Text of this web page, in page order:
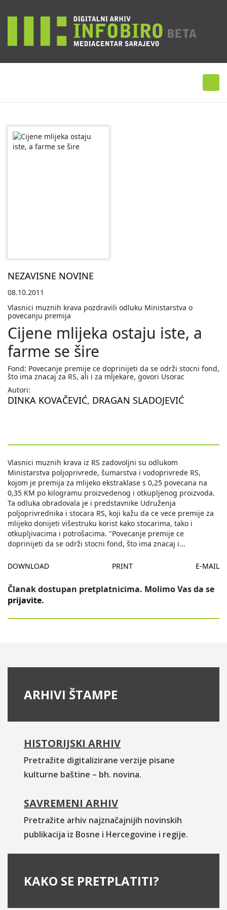
NEZAVISNE NOVINE
08.10.2011
Vlasnici muznih krava pozdravili odluku Ministarstva o
povecanju premija
Cijene mlijeka ostaju iste, a
farme se šire
Fond: Povecanje premije ce doprinijeti da se održi stocni fond,
što ima znacaj za RS, ali i za mljekare, govori Usorac
Autori:
DINKA KOVAČEVIĆ, DRAGAN SLADOJEVIĆ
Vlasnici muznih krava iz RS zadovoljni su odlukom
Ministarstva poljoprivrede, šumarstva i vodoprivrede RS,
kojom je premija za mlijeko ekstraklase s 0,25 povecana na
0,35 KM po kilogramu proizvedenog i otkupljenog proizvoda.
Ta odluka obradovala je i predstavnike Udruženja
poljoprivrednika i stocara RS, koji kažu da ce vece premije za
mlijeko donijeti višestruku korist kako stocarima, tako i
otkupljivacima i potrošacima. "Povecanje premije ce
doprinijeti da se održi stocni fond, što ima znacaj i...
DOWNLOAD PRINT E-MAIL
Članak dostupan pretplatnicima. Molimo Vas da se
prijavite.
ARHIVI ŠTAMPE
HISTORIJSKI ARHIV
Pretražite digitalizirane verzije pisane
kulturne baštine – bh. novina.
SAVREMENI ARHIV
Pretražite arhiv najznačajnijih novinskih
publikacija iz Bosne i Hercegovine i regije.
KAKO SE PRETPLATITI?